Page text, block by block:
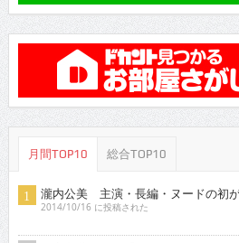
月間TOP10 総合TOP10
瀧内公美 主演・長編・ヌードの初
2014/10/16 に投稿された